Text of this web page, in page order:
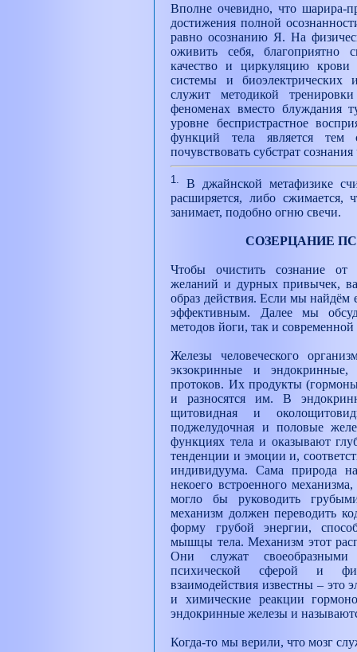
Вполне очевидно, что шарира-
достижения полной
равно осознанию Я. На
оживить себя, благоприятно
качество и циркуляцию крови
системы и биоэлектрических
служит методикой
феноменах вместо блуждания
уровне беспристрастное
функций тела является тем
почувствовать субстрат
1.В джайнской метафизике
расширяется, либо сжимается,
занимает, подобно огню свечи.
СОЗЕРЦАНИЕ
Чтобы очистить сознание от
желаний и дурных привычек,
образ действия. Если мы найдём
эффективным. Далее мы
методов йоги, так и современной
Железы человеческого
экзокринные и
протоков. Их продукты
и разносятся им. В
щитовидная и
поджелудочная и половые
функциях тела и оказывают
тенденции и эмоции и,
индивидуума. Сама природа
некоего встроенного
могло бы руководить
механизм должен переводить
форму грубой энергии,
мышцы тела. Механизм этот
Они служат
психической сферой и
взаимодействия известны – это
и химические реакции
эндокринные железы и
Когда-то мы верили, что мозг